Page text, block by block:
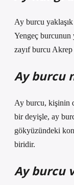
Ay burcu
Yengeç
zayıf burcu
Ay burcu
Ay burcu, kişinin
bir deyişle, ay
gökyüzündeki
biridir.
Ay burcu